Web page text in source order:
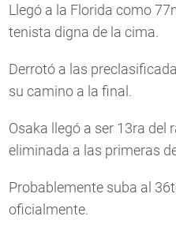
Llegó a la Florida como
tenista digna de la cima.
Derrotó a las
su camino a la final.
Osaka llegó a ser 13ra del
eliminada a las primeras
Probablemente suba al
oficialmente.